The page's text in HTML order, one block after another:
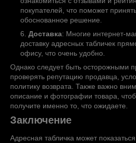
покупателей, что поможет
обоснованное решение.
Доставка: Многие интернет-
доставку адресных табличек
офису, что очень удобно.
Однако следует быть осторожными
проверять репутацию продавца,
политику возврата. Также важно
описание и фотографии товара,
получите именно то, что ожидаете.
Заключение
Адресная табличка может